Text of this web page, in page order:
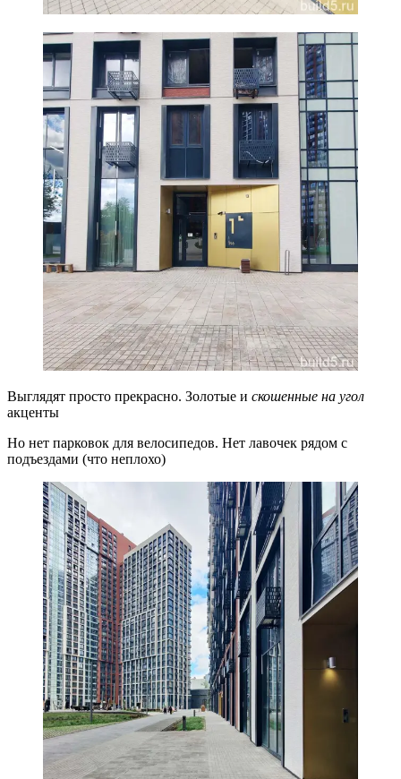
Выглядят просто прекрасно. Золотые и скошенные на угол
акценты
Но нет парковок для велосипедов. Нет лавочек рядом с
подъездами (что неплохо)